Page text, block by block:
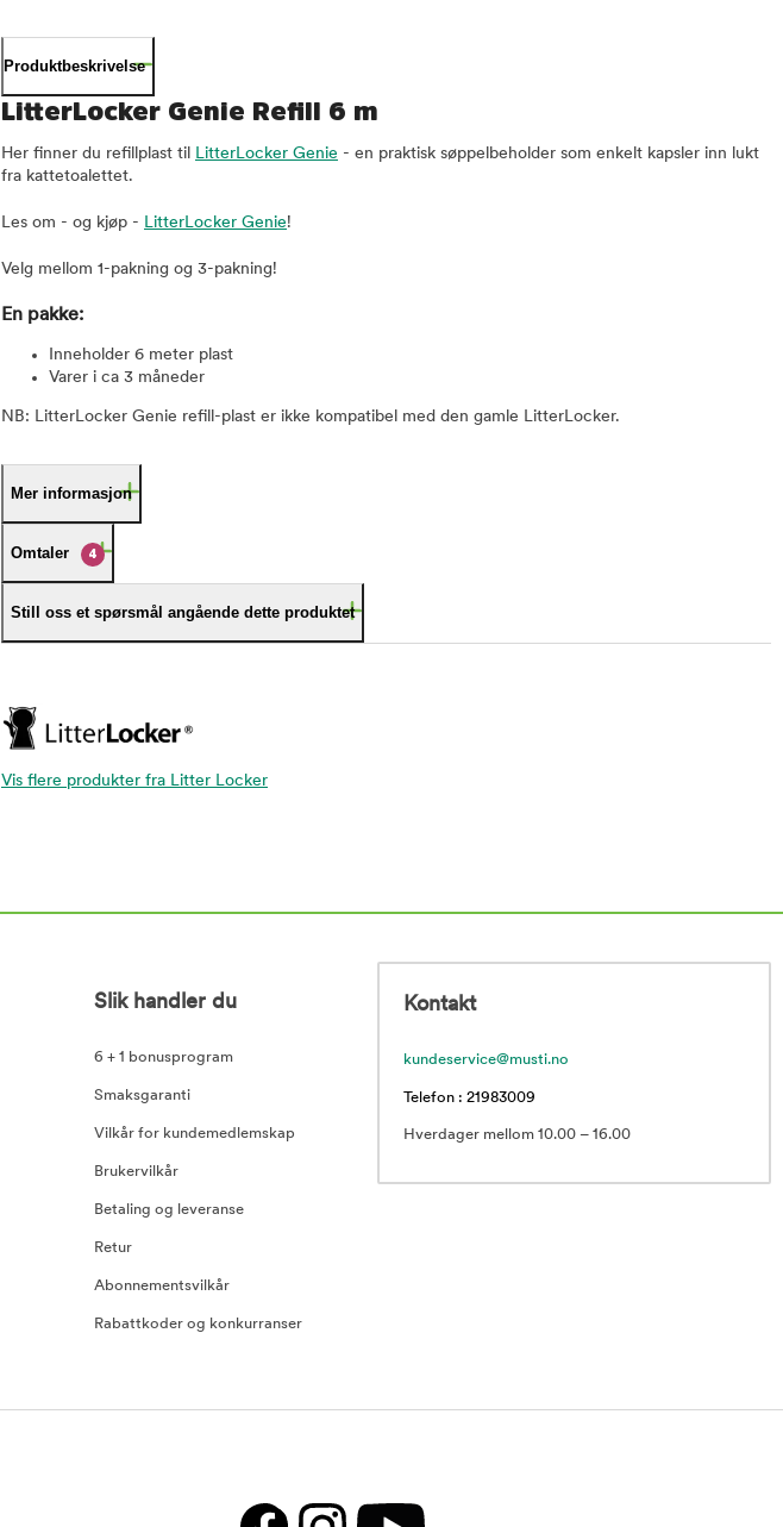
Produktbeskrivelse
LitterLocker Genie Refill 6 m
Her finner du refillplast til LitterLocker Genie - en praktisk søppelbeholder som enkelt kapsler inn lukt
fra kattetoalettet.
Les om - og kjøp - LitterLocker Genie!
Velg mellom 1-pakning og 3-pakning!
En pakke:
Inneholder 6 meter plast
Varer i ca 3 måneder
NB: LitterLocker Genie refill-plast er ikke kompatibel med den gamle LitterLocker.
Mer informasjon
Omtaler 4
Still oss et spørsmål angående dette produktet
Vis flere produkter fra Litter Locker
Slik handler du
6 + 1 bonusprogram
Smaksgaranti
Vilkår for kundemedlemskap
Brukervilkår
Betaling og leveranse
Retur
Abonnementsvilkår
Rabattkoder og konkurranser
Kontakt
kundeservice@musti.no
Telefon : 21983009
Hverdager mellom 10.00 – 16.00